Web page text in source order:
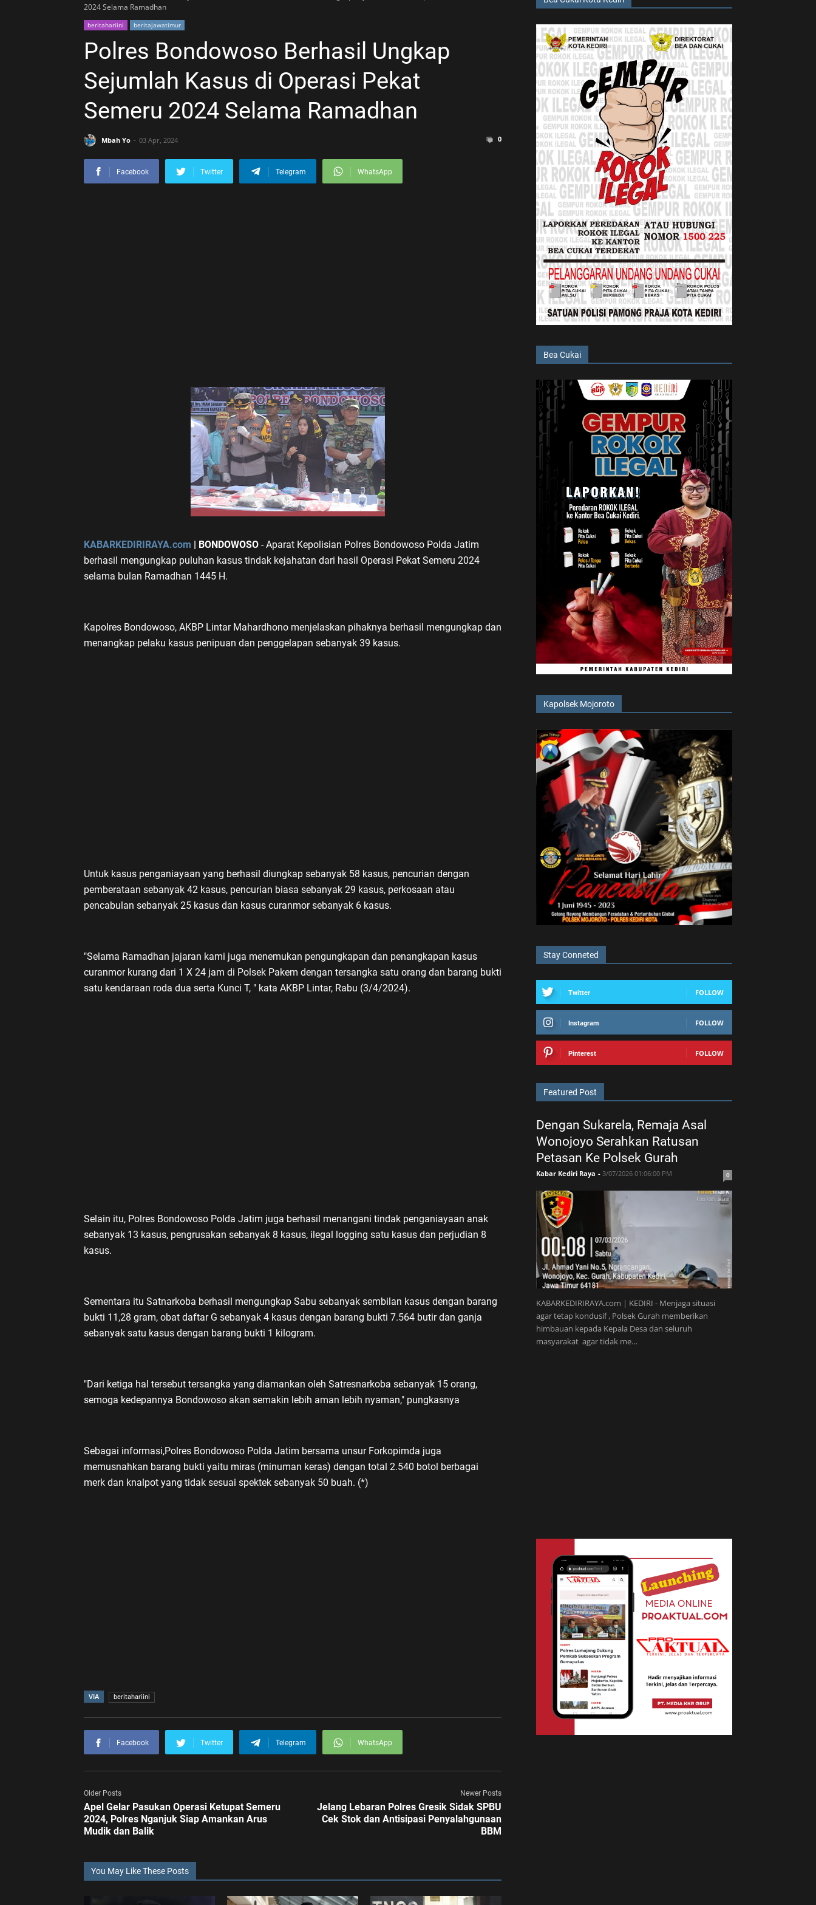
2024 Selama Ramadhan
beritahariini beritajawatimur
Polres Bondowoso Berhasil Ungkap
Sejumlah Kasus di Operasi Pekat
Semeru 2024 Selama Ramadhan
Mbah Yo 03 Apr, 2024 0
Facebook Twitter Telegram WhatsApp
KABARKEDIRIRAYA.com | BONDOWOSO - Aparat Kepolisian Polres Bondowoso Polda Jatim
berhasil mengungkap puluhan kasus tindak kejahatan dari hasil Operasi Pekat Semeru 2024
selama bulan Ramadhan 1445 H.
Kapolres Bondowoso, AKBP Lintar Mahardhono menjelaskan pihaknya berhasil mengungkap dan
menangkap pelaku kasus penipuan dan penggelapan sebanyak 39 kasus.
Untuk kasus penganiayaan yang berhasil diungkap sebanyak 58 kasus, pencurian dengan
pemberataan sebanyak 42 kasus, pencurian biasa sebanyak 29 kasus, perkosaan atau
pencabulan sebanyak 25 kasus dan kasus curanmor sebanyak 6 kasus.
"Selama Ramadhan jajaran kami juga menemukan pengungkapan dan penangkapan kasus
curanmor kurang dari 1 X 24 jam di Polsek Pakem dengan tersangka satu orang dan barang bukti
satu kendaraan roda dua serta Kunci T, " kata AKBP Lintar, Rabu (3/4/2024).
Selain itu, Polres Bondowoso Polda Jatim juga berhasil menangani tindak penganiayaan anak
sebanyak 13 kasus, pengrusakan sebanyak 8 kasus, ilegal logging satu kasus dan perjudian 8
kasus.
Sementara itu Satnarkoba berhasil mengungkap Sabu sebanyak sembilan kasus dengan barang
bukti 11,28 gram, obat daftar G sebanyak 4 kasus dengan barang bukti 7.564 butir dan ganja
sebanyak satu kasus dengan barang bukti 1 kilogram.
"Dari ketiga hal tersebut tersangka yang diamankan oleh Satresnarkoba sebanyak 15 orang,
semoga kedepannya Bondowoso akan semakin lebih aman lebih nyaman," pungkasnya
Sebagai informasi,Polres Bondowoso Polda Jatim bersama unsur Forkopimda juga
memusnahkan barang bukti yaitu miras (minuman keras) dengan total 2.540 botol berbagai
merk dan knalpot yang tidak sesuai spektek sebanyak 50 buah. (*)
VIA beritahariini
Facebook Twitter Telegram WhatsApp
Older Posts
Apel Gelar Pasukan Operasi Ketupat Semeru
2024, Polres Nganjuk Siap Amankan Arus
Mudik dan Balik
Newer Posts
Jelang Lebaran Polres Gresik Sidak SPBU
Cek Stok dan Antisipasi Penyalahgunaan
BBM
You May Like These Posts
Bea Cukai
Kapolsek Mojoroto
Stay Conneted
Twitter FOLLOW
Instagram FOLLOW
Pinterest FOLLOW
Featured Post
Dengan Sukarela, Remaja Asal
Wonojoyo Serahkan Ratusan
Petasan Ke Polsek Gurah
Kabar Kediri Raya - 3/07/2026 01:06:00 PM 0
KABARKEDIRIRAYA.com | KEDIRI - Menjaga situasi
agar tetap kondusif , Polsek Gurah memberikan
himbauan kepada Kepala Desa dan seluruh
masyarakat agar tidak me…